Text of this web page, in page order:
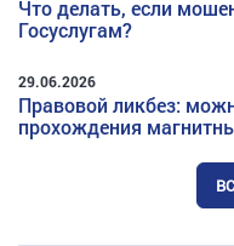
Что делать, если
Госуслугам?
29.06.2026
Правовой ликбез:
прохождения